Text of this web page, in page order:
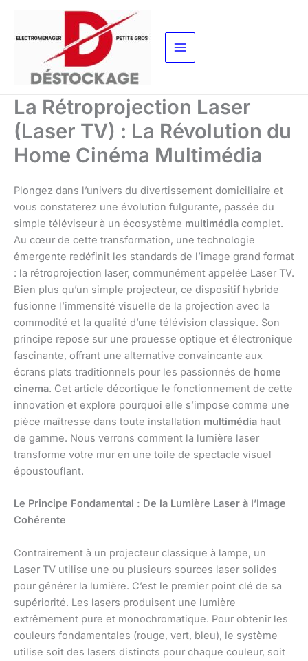
contenu
La Rétroprojection Laser
(Laser TV) : La Révolution du
Home Cinéma Multimédia
Plongez dans l’univers du divertissement domiciliaire et
vous constaterez une évolution fulgurante, passée du
simple téléviseur à un écosystème multimédia complet.
Au cœur de cette transformation, une technologie
émergente redéfinit les standards de l’image grand format
: la rétroprojection laser, communément appelée Laser TV.
Bien plus qu’un simple projecteur, ce dispositif hybride
fusionne l’immensité visuelle de la projection avec la
commodité et la qualité d’une télévision classique. Son
principe repose sur une prouesse optique et électronique
fascinante, offrant une alternative convaincante aux
écrans plats traditionnels pour les passionnés de home
cinema. Cet article décortique le fonctionnement de cette
innovation et explore pourquoi elle s’impose comme une
pièce maîtresse dans toute installation multimédia haut
de gamme. Nous verrons comment la lumière laser
transforme votre mur en une toile de spectacle visuel
époustouflant.
Le Principe Fondamental : De la Lumière Laser à l’Image
Cohérente
Contrairement à un projecteur classique à lampe, un
Laser TV utilise une ou plusieurs sources laser solides
pour générer la lumière. C’est le premier point clé de sa
supériorité. Les lasers produisent une lumière
extrêmement pure et monochromatique. Pour obtenir les
couleurs fondamentales (rouge, vert, bleu), le système
utilise soit des lasers distincts pour chaque couleur, soit